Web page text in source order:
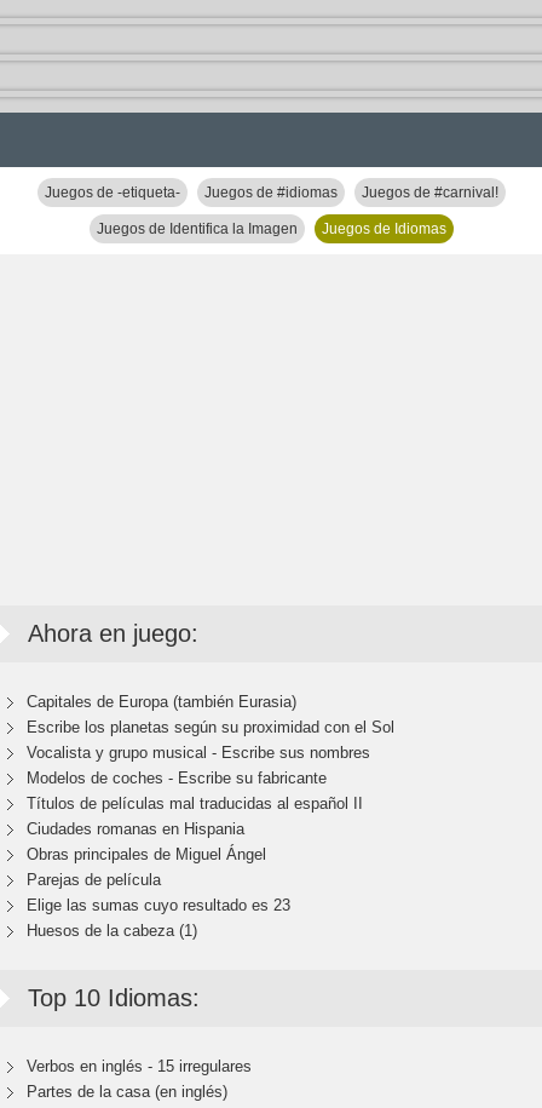
Juegos de -etiqueta- Juegos de #idiomas Juegos de #carnival!
Juegos de Identifica la Imagen Juegos de Idiomas
Ahora en juego:
Capitales de Europa (también Eurasia)
Escribe los planetas según su proximidad con el Sol
Vocalista y grupo musical - Escribe sus nombres
Modelos de coches - Escribe su fabricante
Títulos de películas mal traducidas al español II
Ciudades romanas en Hispania
Obras principales de Miguel Ángel
Parejas de película
Elige las sumas cuyo resultado es 23
Huesos de la cabeza (1)
Top 10 Idiomas:
Verbos en inglés - 15 irregulares
Partes de la casa (en inglés)